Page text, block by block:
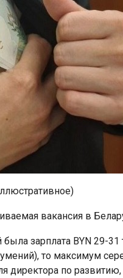
вакансия в
была зарплата BYN 29-
то максимум
директора по